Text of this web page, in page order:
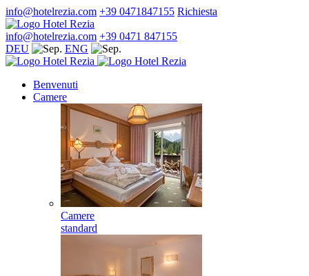
info@hotelrezia.com +39 0471847155 Richiesta
info@hotelrezia.com +39 0471 847155
DEU
ENG
Benvenuti
Camere
Camere
standard